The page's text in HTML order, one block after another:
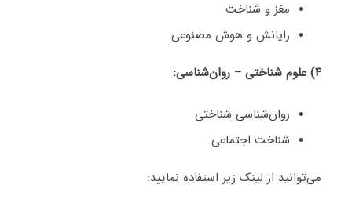
مغز و شناخت
رایانش و هوش مصنوعی
۴) علوم شناختی – روان‌شناسی:
روان‌شناسی شناختی
شناخت اجتماعی
می‌توانید از لینک زیر استفاده نمایید: